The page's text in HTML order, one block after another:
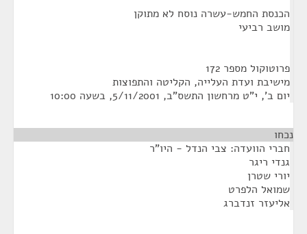
הכנסת החמש-עשרה נוסח לא מתוקן
מושב רביעי
פרוטוקול מספר 172
מישיבת ועדת העלייה, הקליטה והתפוצות
יום ב', י"ט מרחשון התשס"ב, 5/11/2001, בשעה 10:00
נכחו
חברי הוועדה: צבי הנדל - היו"ר
גנדי ריגר
יורי שטרן
שמואל הלפרט
אליעזר זנדברג